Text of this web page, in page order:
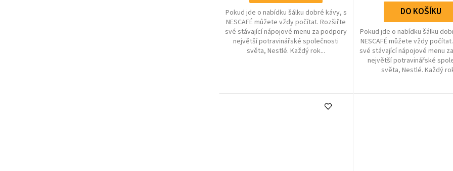
Pokud jde o nabídku šálku dobré kávy, s
NESCAFÉ můžete vždy počítat. Rozšiřte
své stávající nápojové menu za podpory
největší potravinářské společnosti
světa, Nestlé. Každý rok...
DO KOŠÍKU
Pokud jde o nabídku šálku
NESCAFÉ můžete vždy
své stávající nápojové menu
největší potravinářské
světa, Nestlé. Každý